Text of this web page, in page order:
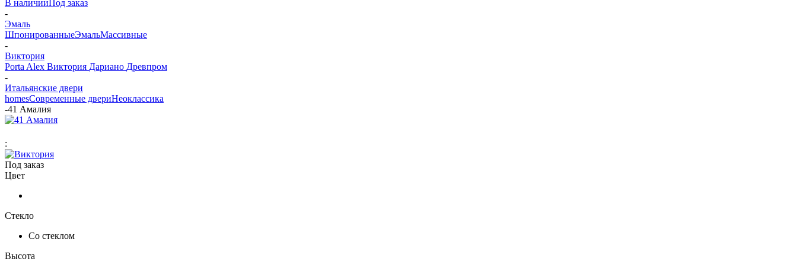
В наличииПод заказ
-
Эмаль
ШпонированныеЭмальМассивные
-
Виктория
Porta Alex Виктория Дариано Древпром
-
Итальянские двери
homesСовременные двериНеоклассика
-41 Амалия
:
Под заказ
Цвет
Стекло
Со стеклом
Высота